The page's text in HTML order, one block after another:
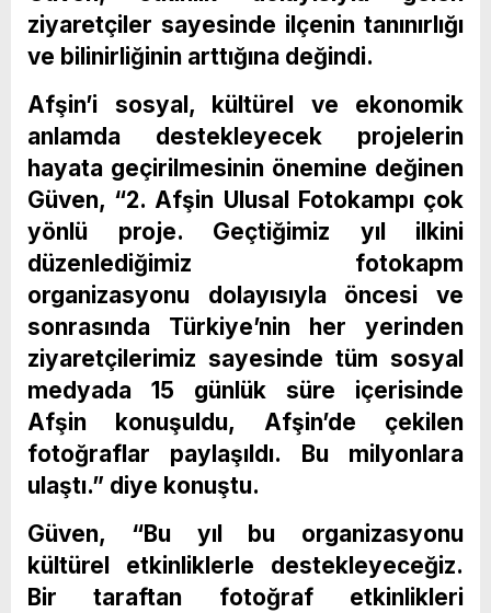
ziyaretçiler sayesinde ilçenin tanınırlığı
ve bilinirliğinin arttığına değindi.
Afşin’i sosyal, kültürel ve ekonomik
anlamda destekleyecek projelerin
hayata geçirilmesinin önemine değinen
Güven, “2. Afşin Ulusal Fotokampı çok
yönlü proje. Geçtiğimiz yıl ilkini
düzenlediğimiz fotokapm
organizasyonu dolayısıyla öncesi ve
sonrasında Türkiye’nin her yerinden
ziyaretçilerimiz sayesinde tüm sosyal
medyada 15 günlük süre içerisinde
Afşin konuşuldu, Afşin’de çekilen
fotoğraflar paylaşıldı. Bu milyonlara
ulaştı.” diye konuştu.
Güven, “Bu yıl bu organizasyonu
kültürel etkinliklerle destekleyeceğiz.
Bir taraftan fotoğraf etkinlikleri